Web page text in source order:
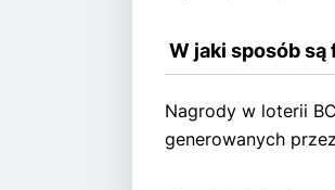
W jaki sposób
Nagrody w loterii
generowanych